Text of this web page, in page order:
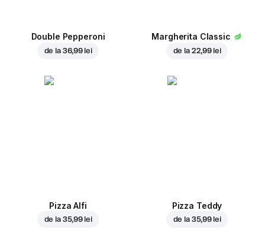
Double Pepperoni
de la 36,99 lei
Margherita Classic
de la 22,99 lei
Pizza Alfi
de la 35,99 lei
Pizza Teddy
de la 35,99 lei